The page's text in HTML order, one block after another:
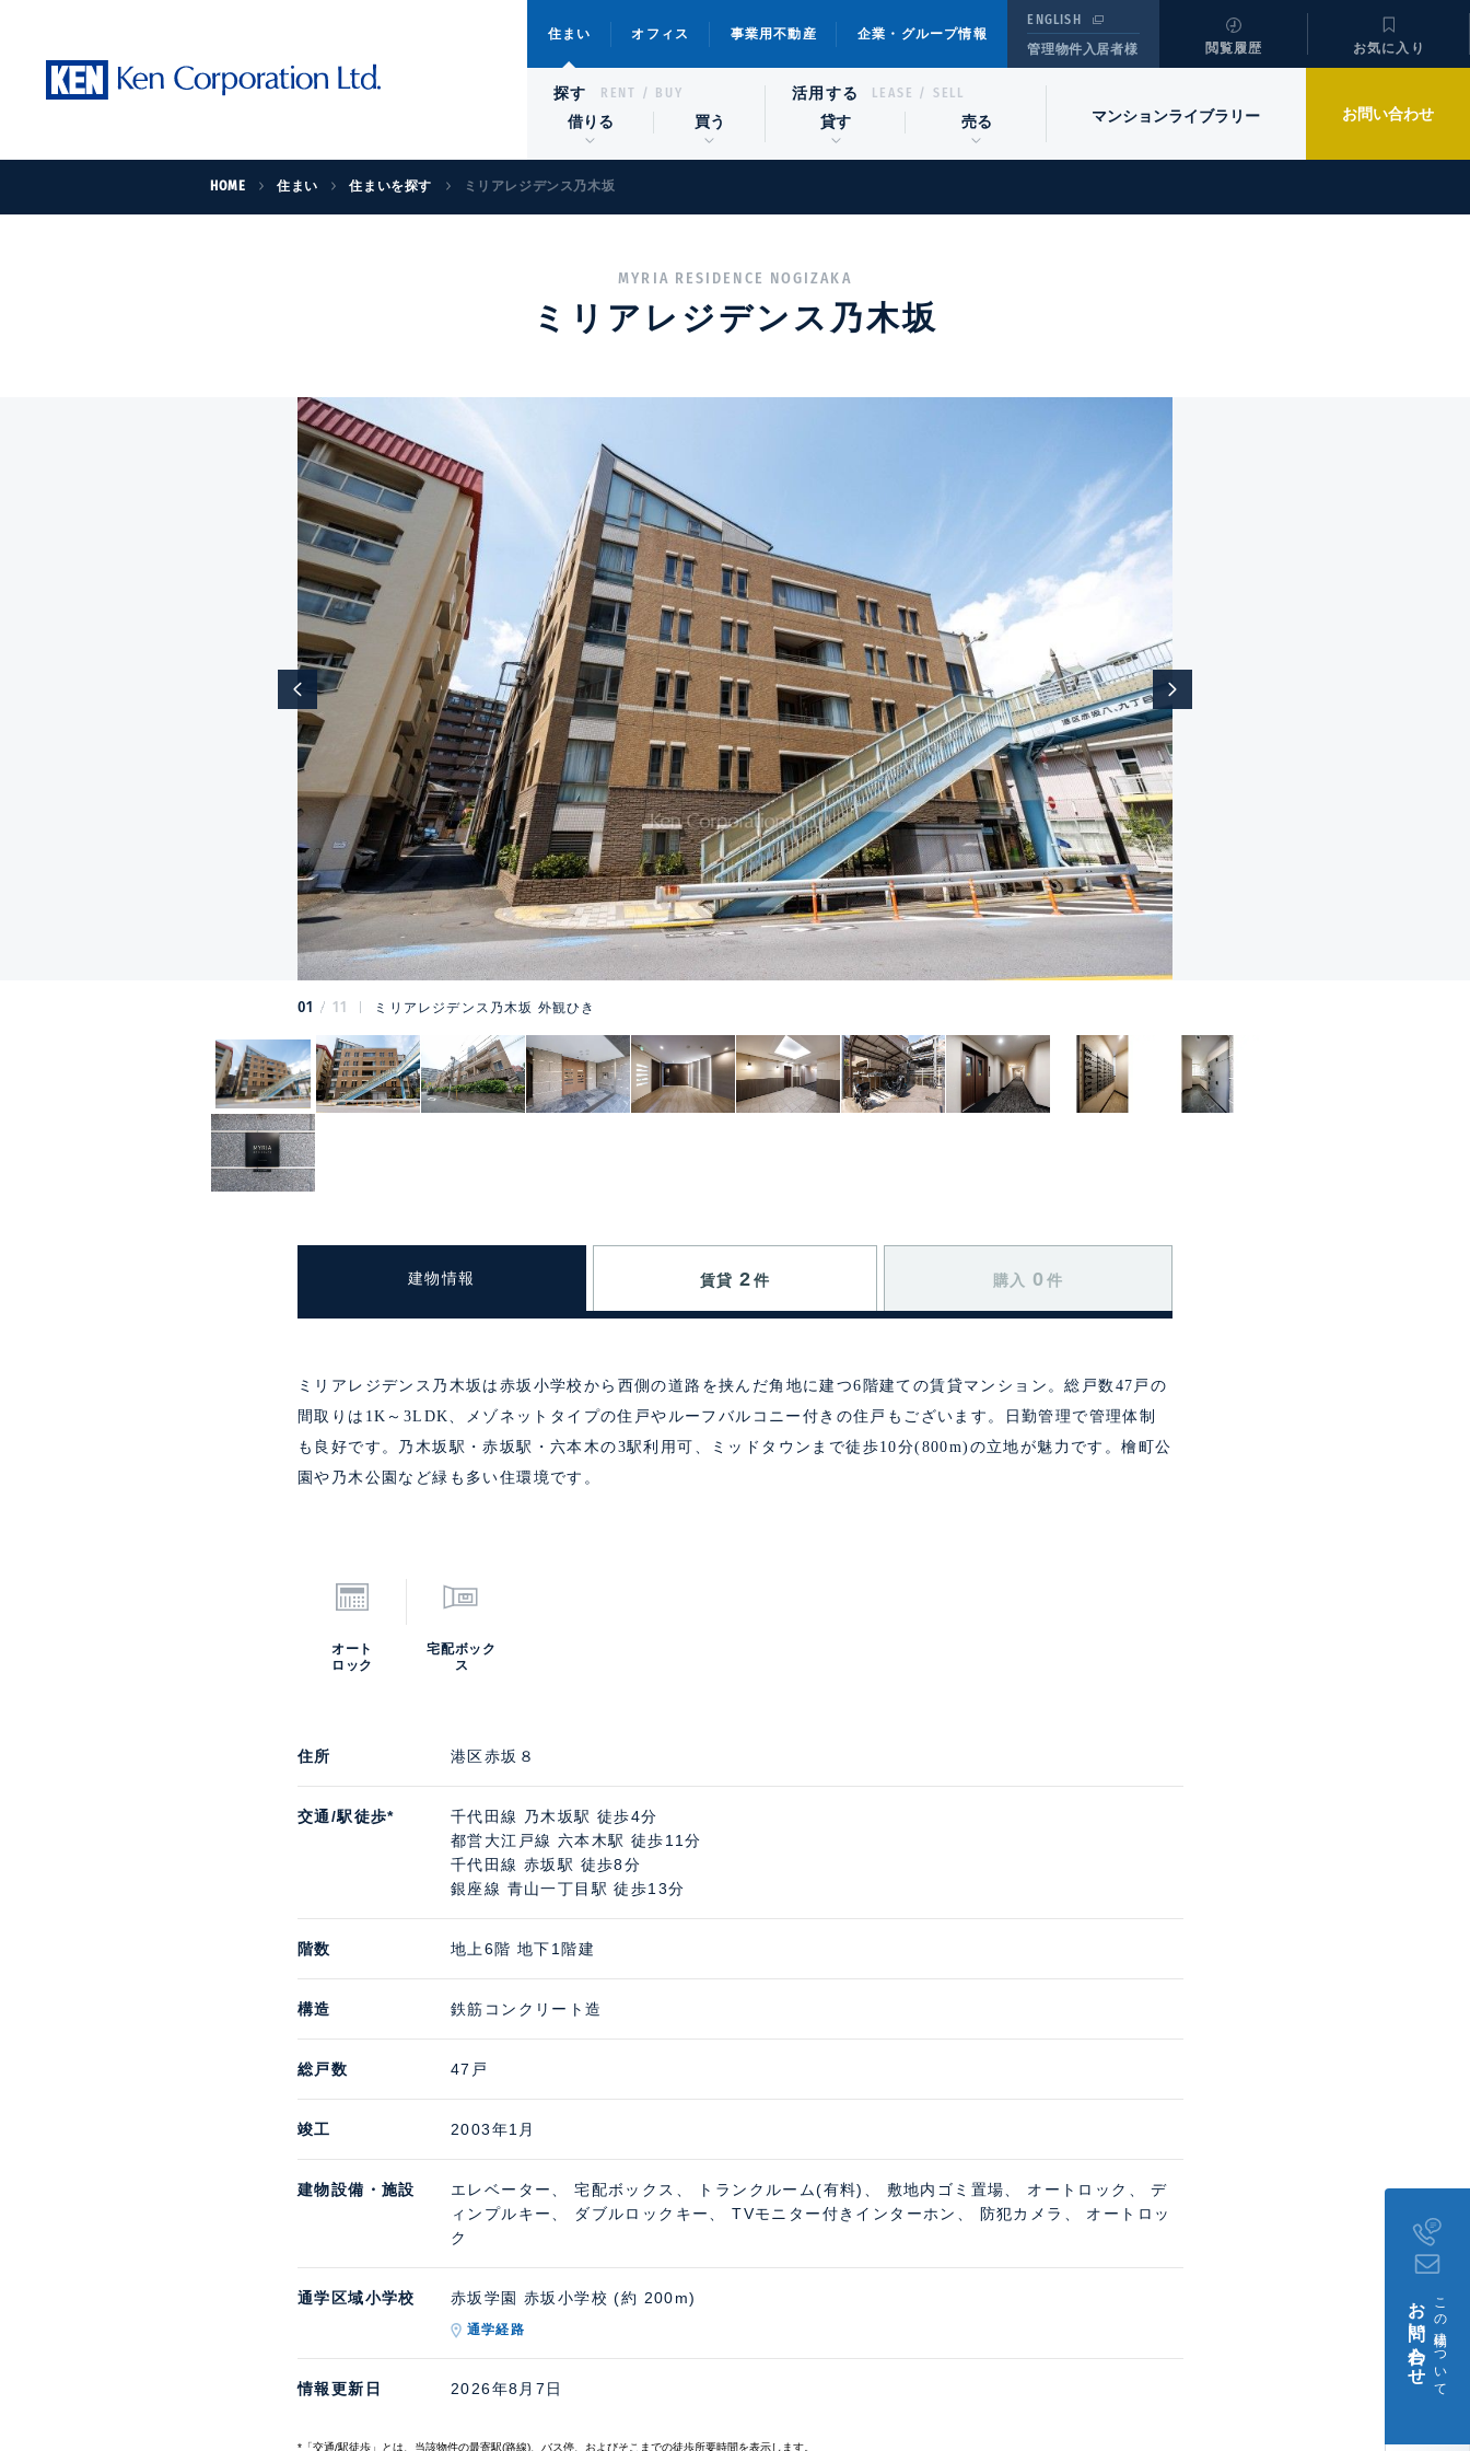
住まい オフィス 事業用不動産 企業・グループ情報
ENGLISH
管理物件入居者様
閲覧履歴 お気に入り
探す RENT / BUY
借りる 買う
活用する LEASE / SELL
貸す 売る マンションライブラリー お問い合わせ
HOME 住まい 住まいを探す ミリアレジデンス乃木坂
MYRIA RESIDENCE NOGIZAKA
ミリアレジデンス乃木坂
01 11 ミリアレジデンス乃木坂 外観ひき
建物情報 賃貸 2 件 購入 0 件
ミリアレジデンス乃木坂は赤坂小学校から西側の道路を挟んだ角地に建つ6階建ての賃貸マンション。総戸数47戸の
間取りは1K～3LDK、メゾネットタイプの住戸やルーフバルコニー付きの住戸もございます。日勤管理で管理体制
も良好です。乃木坂駅・赤坂駅・六本木の3駅利用可、ミッドタウンまで徒歩10分(800m)の立地が魅力です。檜町公
園や乃木公園など緑も多い住環境です。
オート
ロック
宅配ボック
ス
住所 港区赤坂８
交通/駅徒歩*
千代田線 乃木坂駅 徒歩4分
都営大江戸線 六本木駅 徒歩11分
千代田線 赤坂駅 徒歩8分
銀座線 青山一丁目駅 徒歩13分
階数 地上6階 地下1階建
構造 鉄筋コンクリート造
総戸数 47戸
竣工 2003年1月
建物設備・施設
エレベーター、 宅配ボックス、 トランクルーム(有料)、 敷地内ゴミ置場、 オートロック、 デ
ィンプルキー、 ダブルロックキー、 TVモニター付きインターホン、 防犯カメラ、 オートロッ
ク
通学区域小学校 赤坂学園 赤坂小学校 (約 200m)
通学経路
情報更新日 2026年8月7日
*「交通/駅徒歩」とは、当該物件の最寄駅(路線)、バス停、およびそこまでの徒歩所要時間を表示します。
この建物について
お問い合わせ